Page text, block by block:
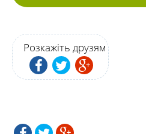
Розкажіть друзям